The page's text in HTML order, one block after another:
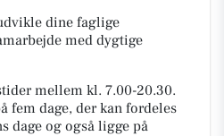
dine faglige
med dygtige
mellem kl. 7.00-20.30.
fem dage, der kan fordeles
dage og også ligge på